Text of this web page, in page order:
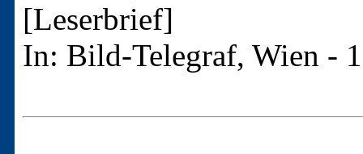
[Leserbrief]
In: Bild-Telegraf, Wien -